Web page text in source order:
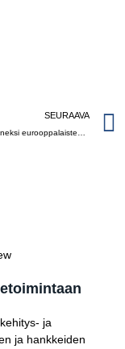
SEURAAVA
ja
ja hankkeiden